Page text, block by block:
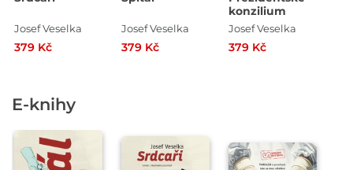
Josef Veselka
379 Kč
Josef Veselka
379 Kč
konzilium
Josef Veselka
379 Kč
E-knihy